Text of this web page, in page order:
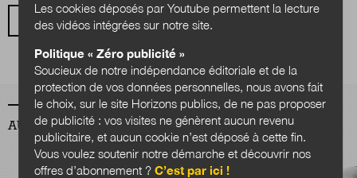
VOIR TOUS LES ARTICLES
AUTEURS
Les cookies déposés par Youtube permettent la lecture
des vidéos intégrées sur notre site.
Politique « Zéro publicité »
Soucieux de notre indépendance éditoriale et de la
protection de vos données personnelles, nous avons fait
le choix, sur le site Horizons publics, de ne pas proposer
de publicité : vos visites ne génèrent aucun revenu
publicitaire, et aucun cookie n’est déposé à cette fin.
Vous voulez soutenir notre démarche et découvrir nos
offres d’abonnement ? C’est par ici !